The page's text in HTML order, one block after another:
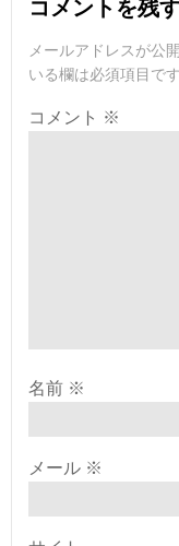
ゲ
ー
コメントを残
メールアドレスが公
いる欄は必須項目です
コメント ※
名前 ※
メール ※